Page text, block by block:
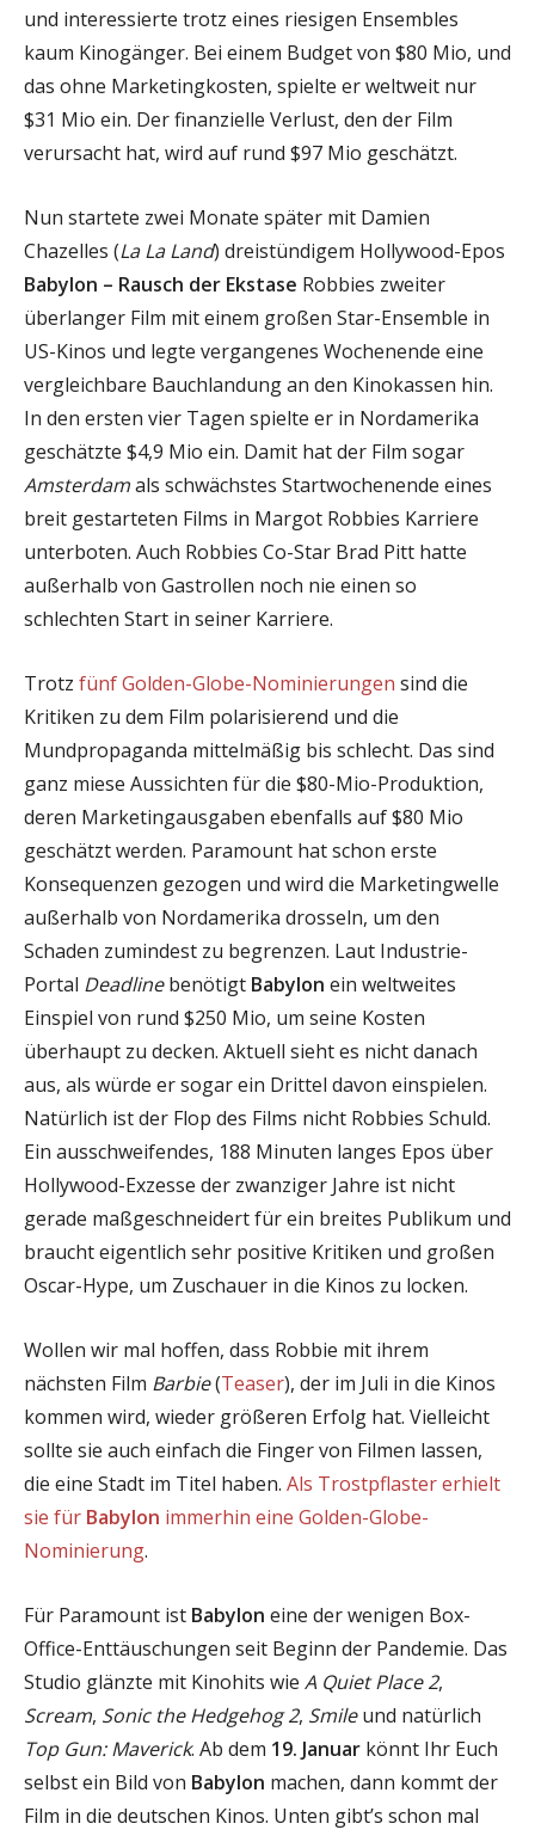
und interessierte trotz eines riesigen Ensembles
kaum Kinogänger. Bei einem Budget von $80 Mio, und
das ohne Marketingkosten, spielte er weltweit nur
$31 Mio ein. Der finanzielle Verlust, den der Film
verursacht hat, wird auf rund $97 Mio geschätzt.
Nun startete zwei Monate später mit Damien
Chazelles (La La Land) dreistündigem Hollywood-Epos
Babylon – Rausch der Ekstase Robbies zweiter
überlanger Film mit einem großen Star-Ensemble in
US-Kinos und legte vergangenes Wochenende eine
vergleichbare Bauchlandung an den Kinokassen hin.
In den ersten vier Tagen spielte er in Nordamerika
geschätzte $4,9 Mio ein. Damit hat der Film sogar
Amsterdamals schwächstes Startwochenende eines
breit gestarteten Films in Margot Robbies Karriere
unterboten. Auch Robbies Co-Star Brad Pitt hatte
außerhalb von Gastrollen noch nie einen so
schlechten Start in seiner Karriere.
Trotz fünf Golden-Globe-Nominierungen sind die
Kritiken zu dem Film polarisierend und die
Mundpropaganda mittelmäßig bis schlecht. Das sind
ganz miese Aussichten für die $80-Mio-Produktion,
deren Marketingausgaben ebenfalls auf $80 Mio
geschätzt werden. Paramount hat schon erste
Konsequenzen gezogen und wird die Marketingwelle
außerhalb von Nordamerika drosseln, um den
Schaden zumindest zu begrenzen. Laut Industrie-
Portal Deadlinebenötigt Babylon ein weltweites
Einspiel von rund $250 Mio, um seine Kosten
überhaupt zu decken. Aktuell sieht es nicht danach
aus, als würde er sogar ein Drittel davon einspielen.
Natürlich ist der Flop des Films nicht Robbies Schuld.
Ein ausschweifendes, 188 Minuten langes Epos über
Hollywood-Exzesse der zwanziger Jahre ist nicht
gerade maßgeschneidert für ein breites Publikum und
braucht eigentlich sehr positive Kritiken und großen
Oscar-Hype, um Zuschauer in die Kinos zu locken.
Wollen wir mal hoffen, dass Robbie mit ihrem
nächsten Film Barbie(Teaser), der im Juli in die Kinos
kommen wird, wieder größeren Erfolg hat. Vielleicht
sollte sie auch einfach die Finger von Filmen lassen,
die eine Stadt im Titel haben. Als Trostpflaster erhielt
sie für Babylon immerhin eine Golden-Globe-
Nominierung.
Für Paramount ist Babylon eine der wenigen Box-
Office-Enttäuschungen seit Beginn der Pandemie. Das
Studio glänzte mit Kinohits wie A Quiet Place 2,
Scream, Sonic the Hedgehog 2, Smileund natürlich
Top Gun: Maverick. Ab dem 19. Januar könnt Ihr Euch
selbst ein Bild von Babylon machen, dann kommt der
Film in die deutschen Kinos. Unten gibt’s schon mal